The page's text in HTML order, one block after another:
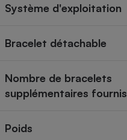
Système d'exploitation
Bracelet détachable
Nombre de bracelets
supplémentaires fournis
Poids